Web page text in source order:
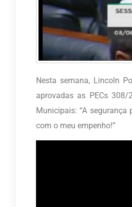
Nesta semana, Lincoln
aprovadas as PECs
Municipais: “A
com o meu empenho!”